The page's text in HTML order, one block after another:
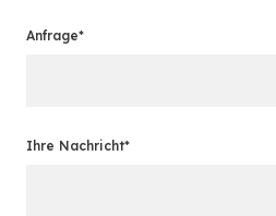
Anfrage*
Ihre Nachricht*